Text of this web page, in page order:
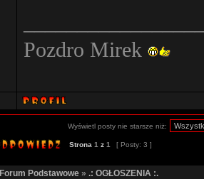
Pozdro Mirek
Wyświetl posty nie starsze niż:
Strona 1 z 1 [ Posty: 3 ]
Forum Podstawowe » .: OGŁOSZENIA :.